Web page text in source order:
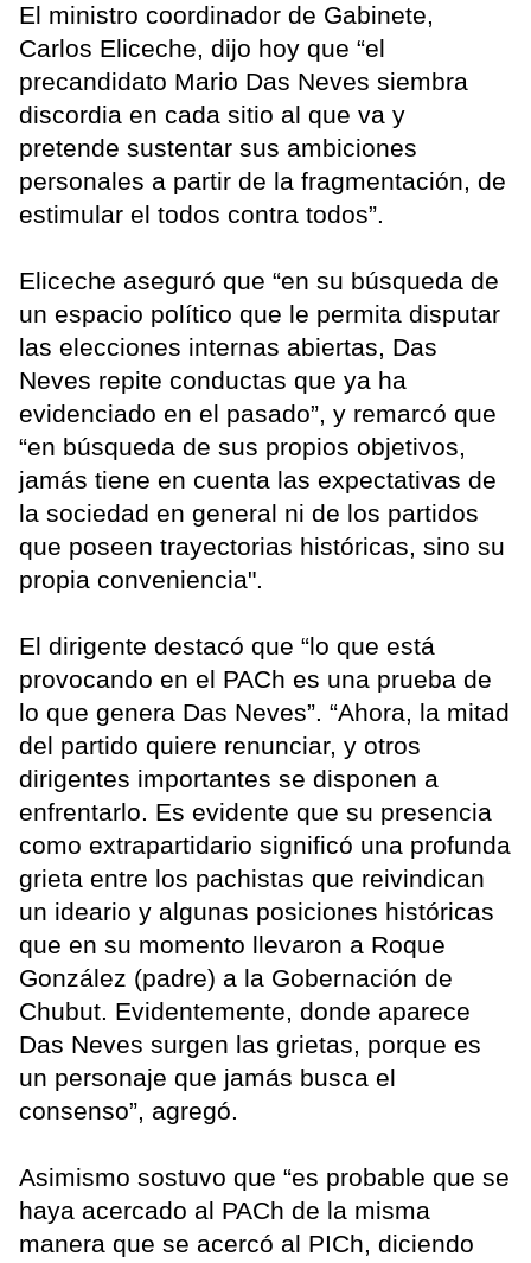
El ministro coordinador de Gabinete,
Carlos Eliceche, dijo hoy que “el
precandidato Mario Das Neves siembra
discordia en cada sitio al que va y
pretende sustentar sus ambiciones
personales a partir de la fragmentación, de
estimular el todos contra todos”.
Eliceche aseguró que “en su búsqueda de
un espacio político que le permita disputar
las elecciones internas abiertas, Das
Neves repite conductas que ya ha
evidenciado en el pasado”, y remarcó que
“en búsqueda de sus propios objetivos,
jamás tiene en cuenta las expectativas de
la sociedad en general ni de los partidos
que poseen trayectorias históricas, sino su
propia conveniencia".
El dirigente destacó que “lo que está
provocando en el PACh es una prueba de
lo que genera Das Neves”. “Ahora, la mitad
del partido quiere renunciar, y otros
dirigentes importantes se disponen a
enfrentarlo. Es evidente que su presencia
como extrapartidario significó una profunda
grieta entre los pachistas que reivindican
un ideario y algunas posiciones históricas
que en su momento llevaron a Roque
González (padre) a la Gobernación de
Chubut. Evidentemente, donde aparece
Das Neves surgen las grietas, porque es
un personaje que jamás busca el
consenso”, agregó.
Asimismo sostuvo que “es probable que se
haya acercado al PACh de la misma
manera que se acercó al PICh, diciendo